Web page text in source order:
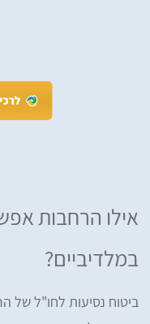
אילו הרחבות
במלדיביים?
ביטוח נסיעות לחו"ל של